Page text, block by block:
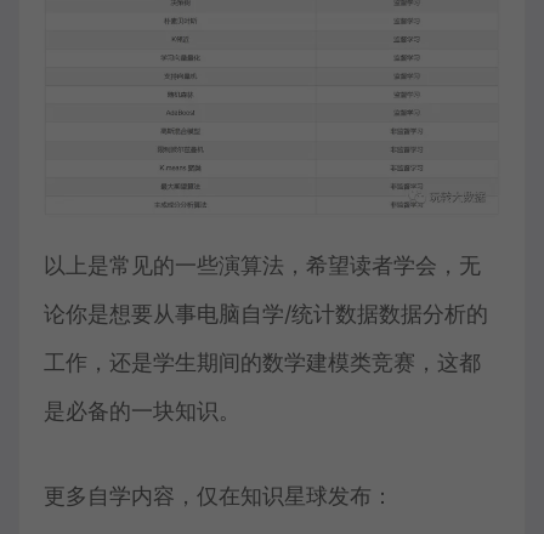
以上是常见的一些演算法，希望读者学会，无
论你是想要从事电脑自学/统计数据数据分析的
工作，还是学生期间的数学建模类竞赛，这都
是必备的一块知识。
更多自学内容，仅在知识星球发布：